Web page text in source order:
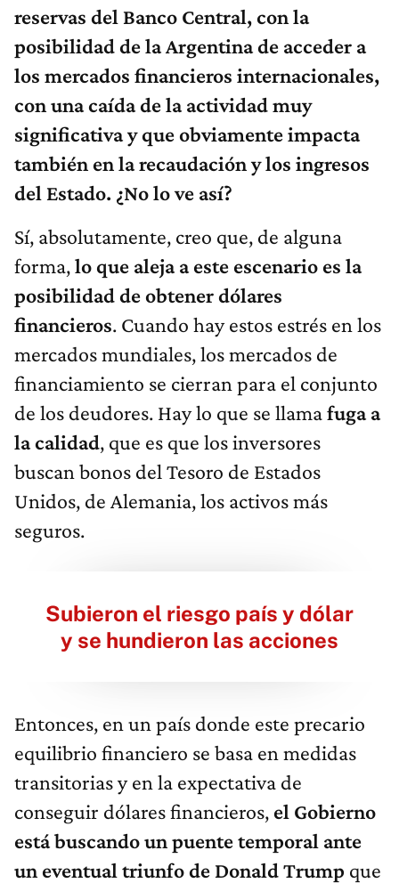
reservas del Banco Central, con la
posibilidad de la Argentina de acceder a
los mercados financieros internacionales,
con una caída de la actividad muy
significativa y que obviamente impacta
también en la recaudación y los ingresos
del Estado. ¿No lo ve así?
Sí, absolutamente, creo que, de alguna
forma,lo que aleja a este escenario es la
posibilidad de obtener dólares
financieros. Cuando hay estos estrés en los
mercados mundiales, los mercados de
financiamiento se cierran para el conjunto
de los deudores. Hay lo que se llamafuga a
la calidad, que es que los inversores
buscan bonos del Tesoro de Estados
Unidos, de Alemania, los activos más
seguros.
Subieron el riesgo país y dólar
y se hundieron las acciones
Entonces, en un país donde este precario
equilibrio financiero se basa en medidas
transitorias y en la expectativa de
conseguir dólares financieros, el Gobierno
está buscando un puente temporal ante
un eventual triunfo de Donald Trump que